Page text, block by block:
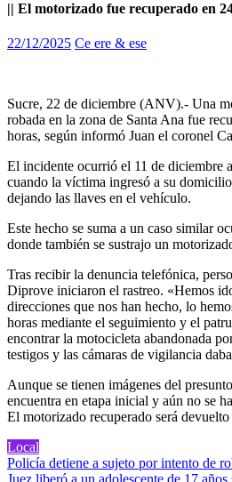
|| El motorizado fue recuperado en
22/12/2025 Ce ere & ese
Sucre, 22 de diciembre (ANV).- Una
robada en la zona de Santa Ana fue
horas, según informó Juan el coronel
El incidente ocurrió el 11 de diciembre
cuando la víctima ingresó a su
dejando las llaves en el vehículo.
Este hecho se suma a un caso similar
donde también se sustrajo un
Tras recibir la denuncia telefónica,
Diprove iniciaron el rastreo. «Hemos
direcciones que nos han hecho, lo
horas mediante el seguimiento y el
encontrar la motocicleta abandonada
testigos y las cámaras de vigilancia
Aunque se tienen imágenes del
encuentra en etapa inicial y aún no se
El motorizado recuperado será
Local
Navegación
Policía detiene a sujeto por intento de